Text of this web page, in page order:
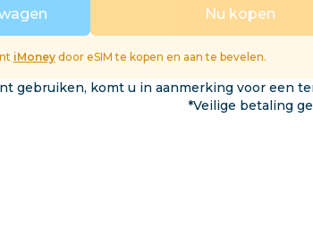
Nu kopen
iMoneydoor eSIM te kopen en aan te bevelen.
gebruiken, komt u in aanmerking voor een
*Veilige betaling